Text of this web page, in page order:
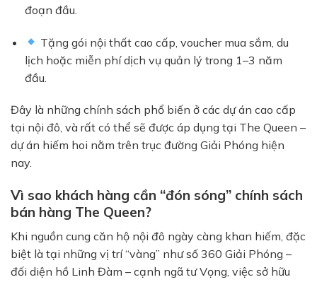
đoạn đầu.
Tặng gói nội thất cao cấp, voucher mua sắm, du
lịch hoặc miễn phí dịch vụ quản lý trong 1–3 năm
đầu.
Đây là những chính sách phổ biến ở các dự án cao cấp
tại nội đô, và rất có thể sẽ được áp dụng tại The Queen –
dự án hiếm hoi nằm trên trục đường Giải Phóng hiện
nay.
Vì sao khách hàng cần “đón sóng” chính sách
bán hàng The Queen?
Khi nguồn cung căn hộ nội đô ngày càng khan hiếm, đặc
biệt là tại những vị trí “vàng” như số 360 Giải Phóng –
đối diện hồ Linh Đàm – cạnh ngã tư Vọng, việc sở hữu